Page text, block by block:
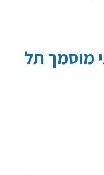
מוסמך תל